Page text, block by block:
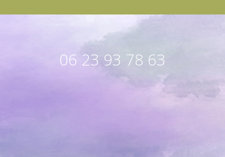
06 23 93 78 63